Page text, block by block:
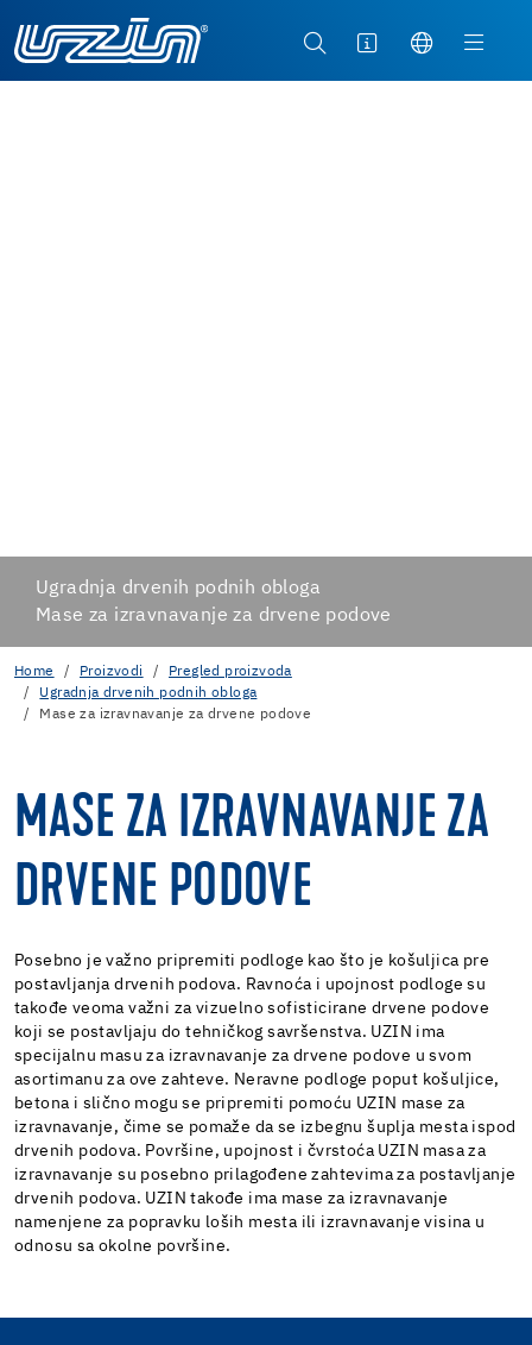
Ugradnja drvenih podnih obloga
Mase za izravnavanje za drvene podove
Home Proizvodi
Pregled proizvoda
Ugradnja drvenih podnih obloga
Mase za izravnavanje za drvene podove
MASE ZA IZRAVNAVANJE ZA
DRVENE PODOVE
Posebno je važno pripremiti podloge kao što je košuljica pre
postavljanja drvenih podova. Ravnoća i upojnost podloge su
takođe veoma važni za vizuelno sofisticirane drvene podove
koji se postavljaju do tehničkog savršenstva. UZIN ima
specijalnu masu za izravnavanje za drvene podove u svom
asortimanu za ove zahteve. Neravne podloge poput košuljice,
betona i slično mogu se pripremiti pomoću UZIN mase za
izravnavanje, čime se pomaže da se izbegnu šuplja mesta ispod
drvenih podova. Površine, upojnost i čvrstoća UZIN masa za
izravnavanje su posebno prilagođene zahtevima za postavljanje
drvenih podova. UZIN takođe ima mase za izravnavanje
namenjene za popravku loših mesta ili izravnavanje visina u
odnosu sa okolne površine.